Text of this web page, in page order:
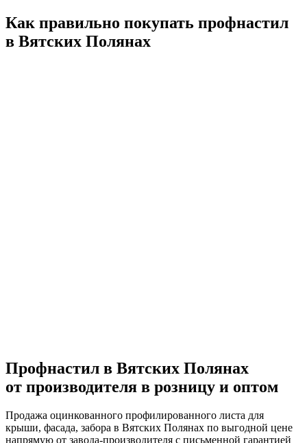
Как правильно покупать профнастил
в Вятских Полянах
Профнастил в Вятских Полянах
от производителя в розницу и оптом
Продажа оцинкованного профилированного листа для
крыши, фасада, забора в Вятских Полянах по выгодной цене
напрямую от завода-производителя с письменной гарантией